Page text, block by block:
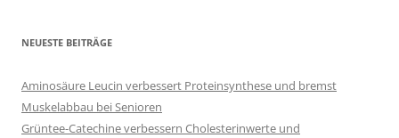
NEUESTE BEITRÄGE
Aminosäure Leucin verbessert Proteinsynthese und bremst
Muskelabbau bei Senioren
Grüntee-Catechine verbessern Cholesterinwerte und